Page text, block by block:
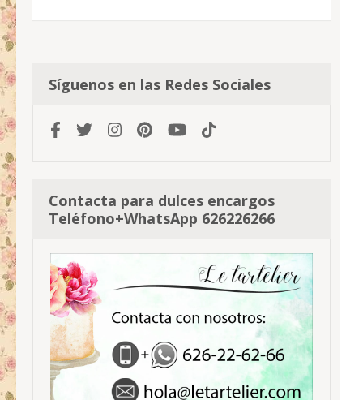
Síguenos en las Redes Sociales
Contacta para dulces encargos
Teléfono+WhatsApp 626226266